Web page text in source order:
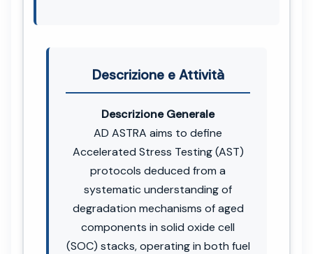
Descrizione e Attività
Descrizione Generale
AD ASTRA aims to define
Accelerated Stress Testing (AST)
protocols deduced from a
systematic understanding of
degradation mechanisms of aged
components in solid oxide cell
(SOC) stacks, operating in both fuel